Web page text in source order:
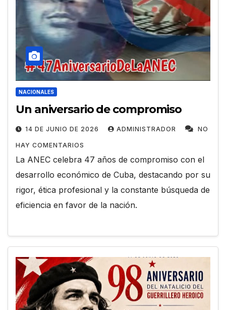
NACIONALES
Un aniversario de compromiso
14 DE JUNIO DE 2026 ADMINISTRADOR NO
HAY COMENTARIOS
La ANEC celebra 47 años de compromiso con el
desarrollo económico de Cuba, destacando por su
rigor, ética profesional y la constante búsqueda de
eficiencia en favor de la nación.